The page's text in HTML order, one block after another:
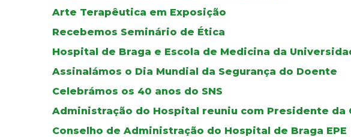
Arte Terapêutica em Exposição
Recebemos Seminário de Ética
Hospital de Braga e Escola de Medicina da
Assinalámos o Dia Mundial da Segurança do Doente
Celebrámos os 40 anos do SNS
Administração do Hospital reuniu com Presidente da
Conselho de Administração do Hospital de Braga EPE